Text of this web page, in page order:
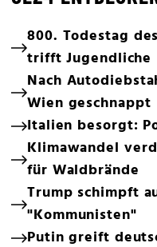
800. Todestag
trifft Jugendliche
Nach
Wien geschnappt
Italien besorgt:
Klimawandel
für Waldbrände
Trump schimpft
"Kommunisten"
Putin greift